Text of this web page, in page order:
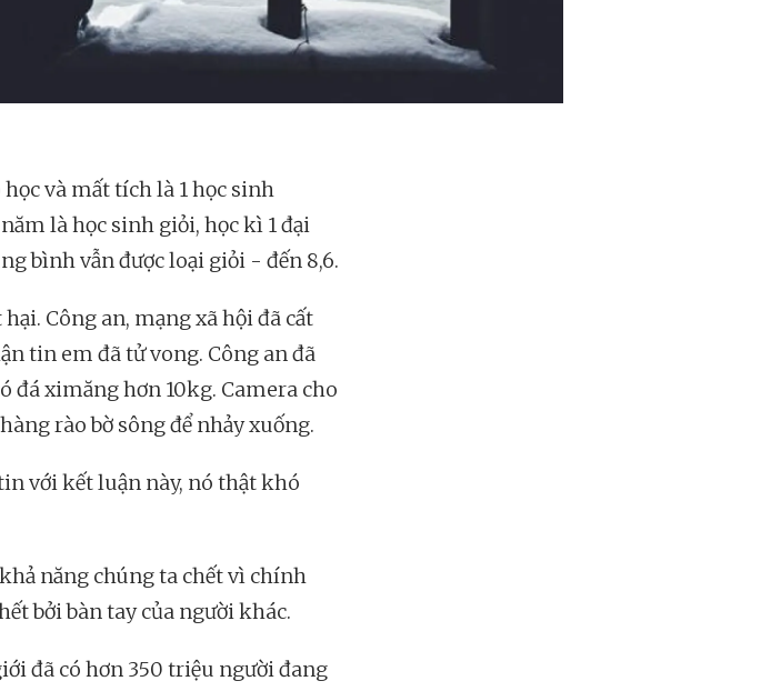
và mất tích là 1 học sinh
là học sinh giỏi, học kì 1 đại
bình vẫn được loại giỏi - đến 8,6.
Công an, mạng xã hội đã cất
tin em đã tử vong. Công an đã
đá ximăng hơn 10kg. Camera cho
rào bờ sông để nhảy xuống.
với kết luận này, nó thật khó
năng chúng ta chết vì chính
bởi bàn tay của người khác.
đã có hơn 350 triệu người đang